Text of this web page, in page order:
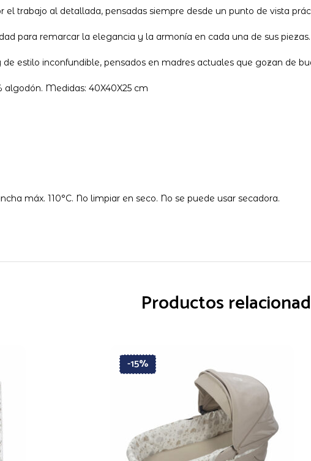
el trabajo al detallada, pensadas siempre desde un punto de vista
para remarcar la elegancia y la armonía en cada una de sus piezas.
de estilo inconfundible, pensados en madres actuales que gozan de
algodón. Medidas: 40X40X25 cm
máx. 110°C. No limpiar en seco. No se puede usar secadora.
Productos
-15%